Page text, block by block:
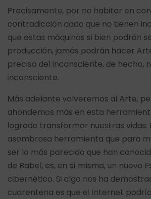
Precisamente, por no habitar en
contradicción dado que no tienen
que estas máquinas si bien podrán
producción, jamás podrán hacer
precisa del inconsciente, de hecho,
inconsciente.
Más adelante volveremos al Arte,
ahondemos más en esta
logrado transformar nuestras vidas:
asombrosa herramienta que para
ser lo más parecido que han
de Babel, es, en sí misma, un nuevo
cibernético. Si algo nos ha
cuarentena es que el Internet